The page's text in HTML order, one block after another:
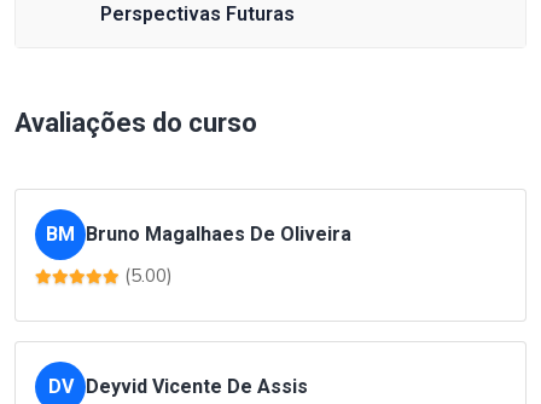
Perspectivas Futuras
Avaliações do curso
BM Bruno Magalhaes De Oliveira
(5.00)
DV Deyvid Vicente De Assis